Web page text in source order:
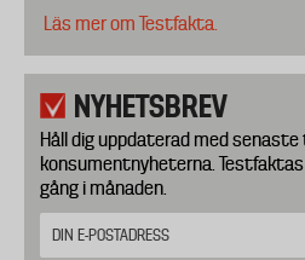
Läs mer om Testfakta.
NYHETSBREV
Håll dig uppdaterad med
konsumentnyheterna.
gång i månaden.